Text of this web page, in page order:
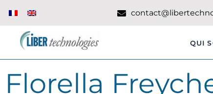
QUI
Florella